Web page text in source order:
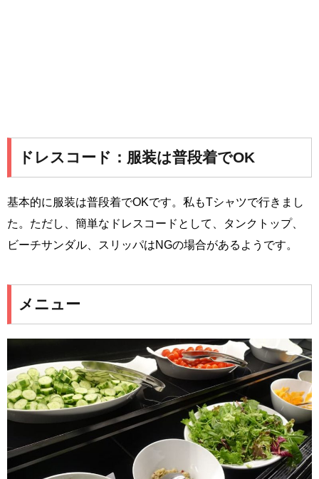
ドレスコード：服装は普段着でOK
基本的に服装は普段着でOKです。私もTシャツで行きまし
た。ただし、簡単なドレスコードとして、タンクトップ、
ビーチサンダル、スリッパはNGの場合があるようです。
メニュー